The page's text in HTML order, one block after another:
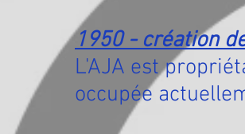
1950 - création
L'AJA est
occupée